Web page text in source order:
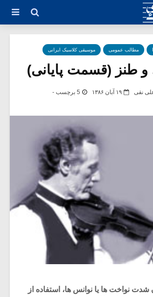
مطالب عمومی موسیقی کلاسیک ایرانی
طنز (قسمت پایانی)
نقی ۱۹ آبان ۱۳۸۶ 5 برچسب -
نواخت ها یا نوانس ها، استفاده از